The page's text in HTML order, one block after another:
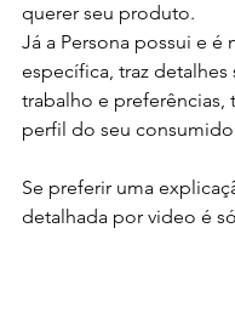
querer seu produto.
Já a Persona possui e é
específica, traz
trabalho e preferências,
perfil do seu
Se preferir uma
detalhada por video é só